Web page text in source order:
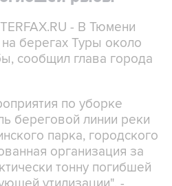
- В Тюмени
берегах Туры около
сообщил глава города
по уборке
береговой линии реки
парка, городского
организация за
тонну погибшей